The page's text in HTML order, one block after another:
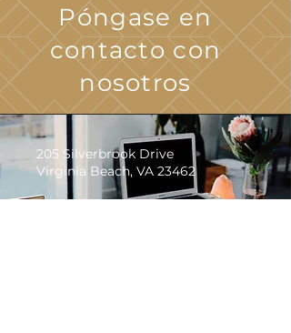
Póngase en
contacto con
nosotros
205 Silverbrook Drive
Virginia Beach, VA 23462